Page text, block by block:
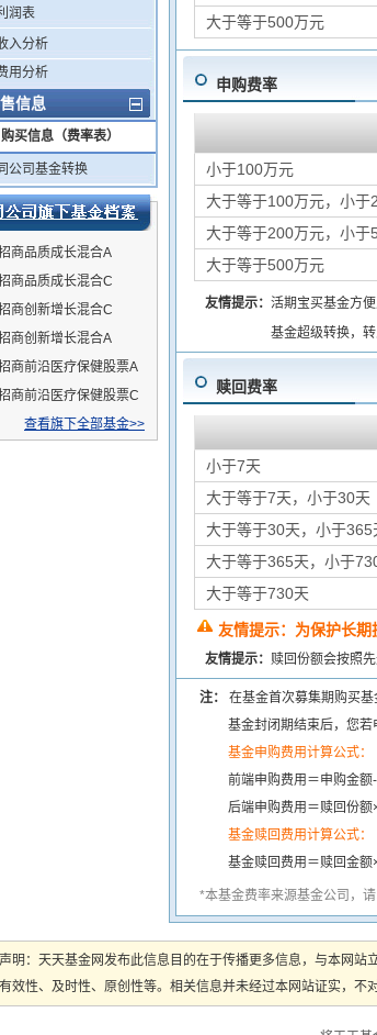
润表
入分析
用分析
信息
购买信息（费率表）
同公司基金转换
商品质成长混合A
商品质成长混合C
商创新增长混合C
商创新增长混合A
商前沿医疗保健股票A
商前沿医疗保健股票C
查看旗下全部基金>>
大于等于500万元
申购费率
小于100万元
大于等于100万元，小于
大于等于200万元，小于
大于等于500万元
友情提示： 活期宝买基金方便
基金超级转换，
赎回费率
小于7天
大于等于7天，小于30天
大于等于30天，小于365
大于等于365天，小于
大于等于730天
友情提示：为保护长期
友情提示： 赎回份额会按照
注： 在基金首次募集期购买
基金封闭期结束后，您若
基金申购费用计算公式：
前端申购费用＝申购金额
后端申购费用＝赎回份
基金赎回费用计算公式：
基金赎回费用＝赎回金额
*本基金费率来源基金公司，
明：天天基金网发布此信息目的在于传播更多信息，与本网
效性、及时性、原创性等。相关信息并未经过本网站证实，不